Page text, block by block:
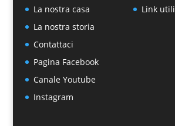
La nostra casa
La nostra storia
Contattaci
Pagina Facebook
Canale Youtube
Instagram
Link utili